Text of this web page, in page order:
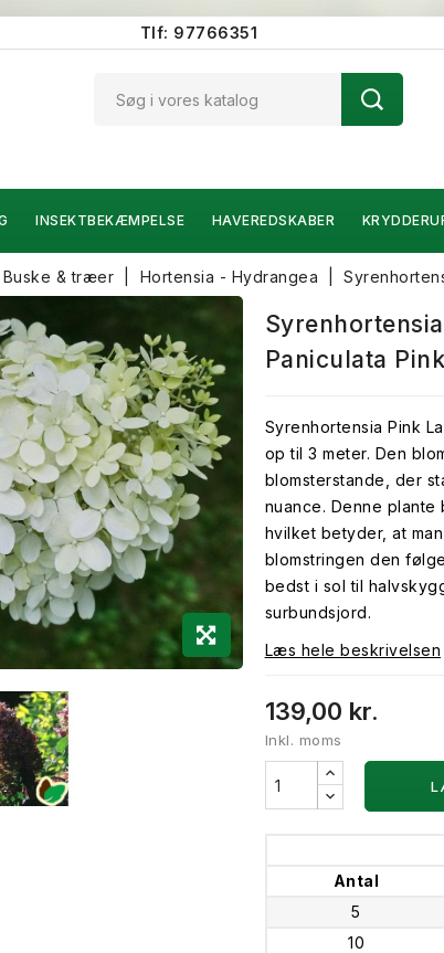
Tlf: 97766351
INSEKTBEKÆMPELSE HAVEREDSKABER
Buske & træer Hortensia - Hydrangea
Paniculata
Syrenhortensia Pink
op til 3 meter. Den
blomsterstande, der
nuance. Denne plante
hvilket betyder, at
blomstringen den
bedst i sol til
surbundsjord.
Læs hele beskrivelsen
139,00 kr.
Inkl. moms
Antal
5
10